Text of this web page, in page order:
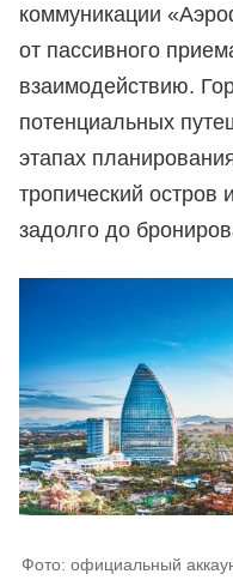
коммуникации
от пассивного
взаимодействию.
потенциальных
этапах
тропический
задолго до
Фото: официальный